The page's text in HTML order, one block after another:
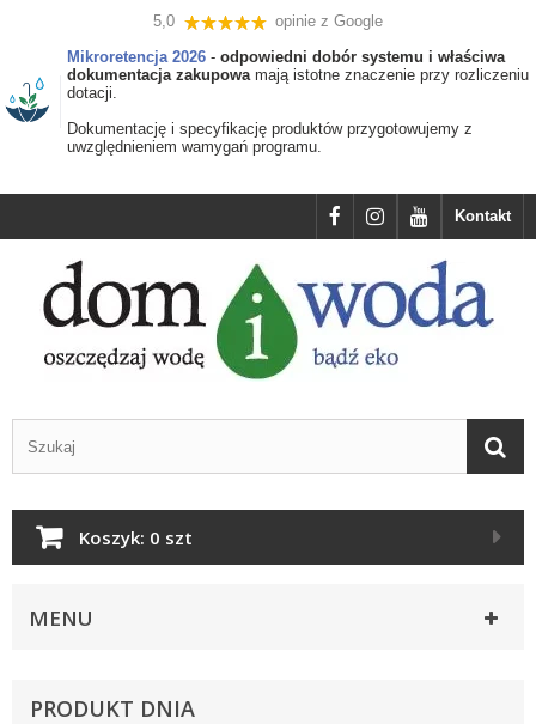
5,0
opinie z Google
Mikroretencja 2026 - odpowiedni dobór systemu i właściwa
dokumentacja zakupowamają istotne znaczenie przy rozliczeniu
dotacji.
Dokumentację i specyfikację produktów przygotowujemy z
uwzględnieniem wamygań programu.
Kontakt
Koszyk: 0 szt
MENU
PRODUKT DNIA